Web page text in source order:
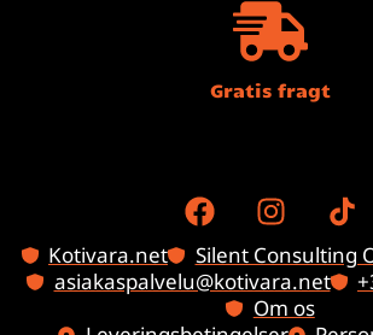
Gratis fragt
Kotivara.net
Silent Consulting
asiakaspalvelu@kotivara.net
Om os